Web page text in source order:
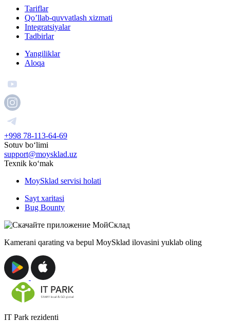
Tariflar
Qo’llab-quvvatlash xizmati
Integratsiyalar
Tadbirlar
Yangiliklar
Aloqa
+998 78-113-64-69
Sotuv boʻlimi
support@moysklad.uz
Texnik koʻmak
MoySklad servisi holati
Sayt xaritasi
Bug Bounty
Kamerani qarating va bepul MoySklad ilovasini yuklab oling
IT Park rezidenti